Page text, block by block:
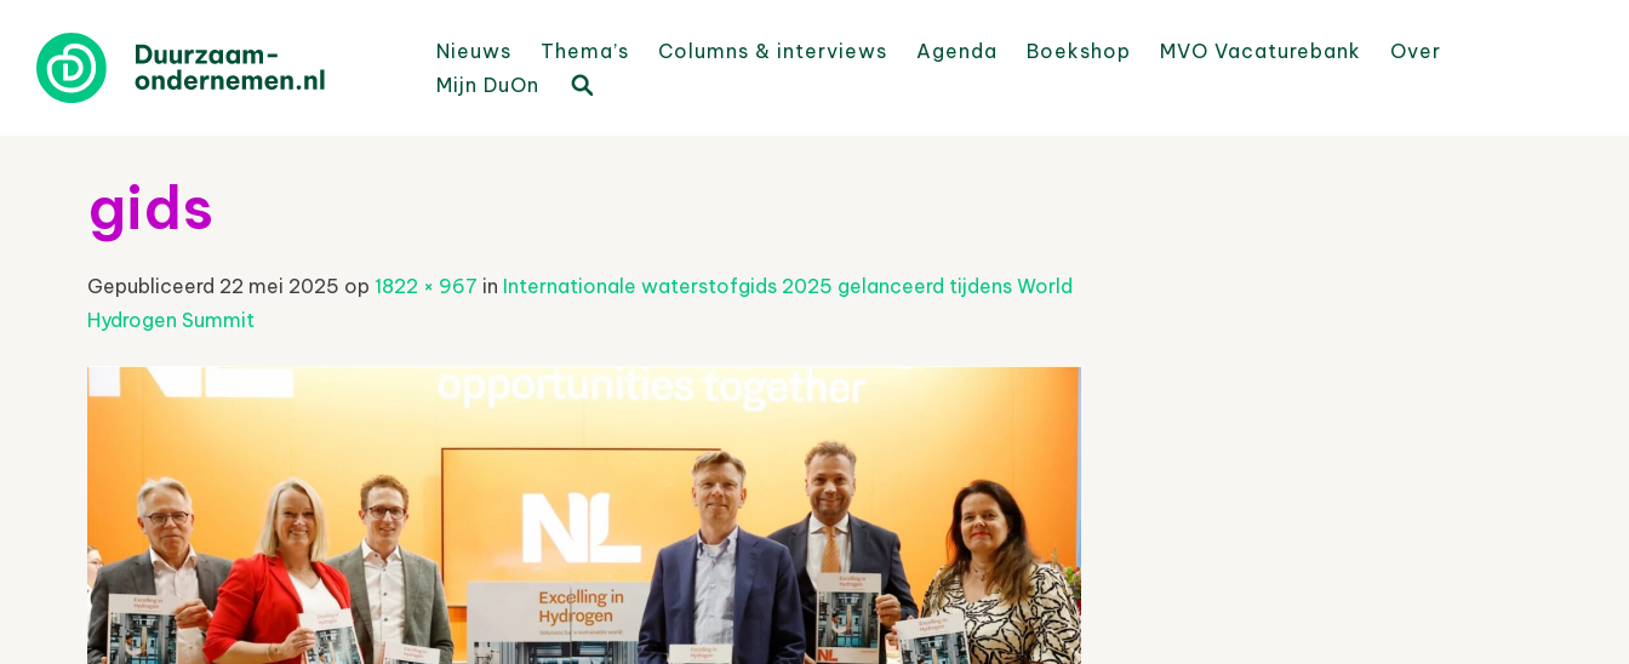
Nieuws Thema’s Columns & interviews Agenda Boekshop MVO Vacaturebank
Over
Mijn DuOn
gids
Gepubliceerd 22 mei 2025 op 1822 × 967 in Internationale waterstofgids 2025 gelanceerd tijdens World
Hydrogen Summit